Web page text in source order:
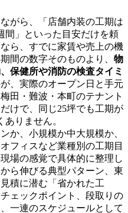
がら、「店舗内装の工期は
間」といった目安だけを頼
ら、すでに家賃や売上の機
間の数字そのものより、 物
保健所や消防の検査タイミ
、実際のオープン日と手元
田・難波・本町のテナント
けで、同じ25坪でも工期が
りません。
か、小規模か中大規模か、
フィスなど業種別の工期目
場の感覚で具体的に整理し
ら伸びる典型パターン、東
積に潜む「省かれた工
ェックポイント、段取りの
一連のスケジュールとして